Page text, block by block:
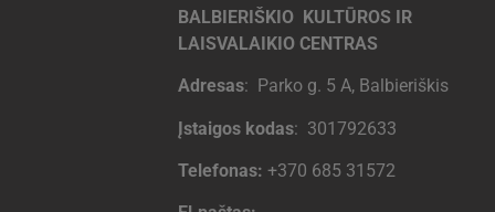
BALBIERIŠKIO KULTŪROS IR
LAISVALAIKIO CENTRAS
Adresas: Parko g. 5 A, Balbieriškis
Įstaigos kodas: 301792633
Telefonas: +370 685 31572